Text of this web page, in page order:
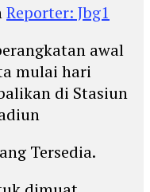
Reporter: Jbg1
awal
mulai hari
di Stasiun
Tersedia.